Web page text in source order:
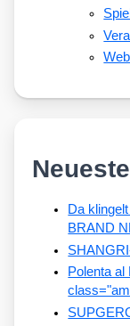
Spiel
Web
Da
BRAND
Polenta